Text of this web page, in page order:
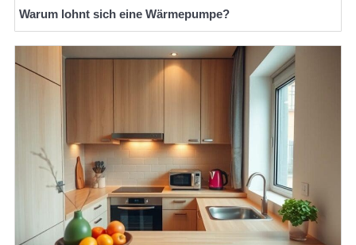
Warum lohnt sich eine Wärmepumpe?